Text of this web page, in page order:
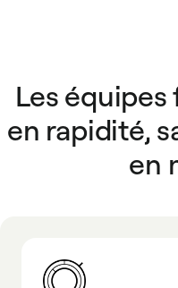
Les
en rapidité,
en